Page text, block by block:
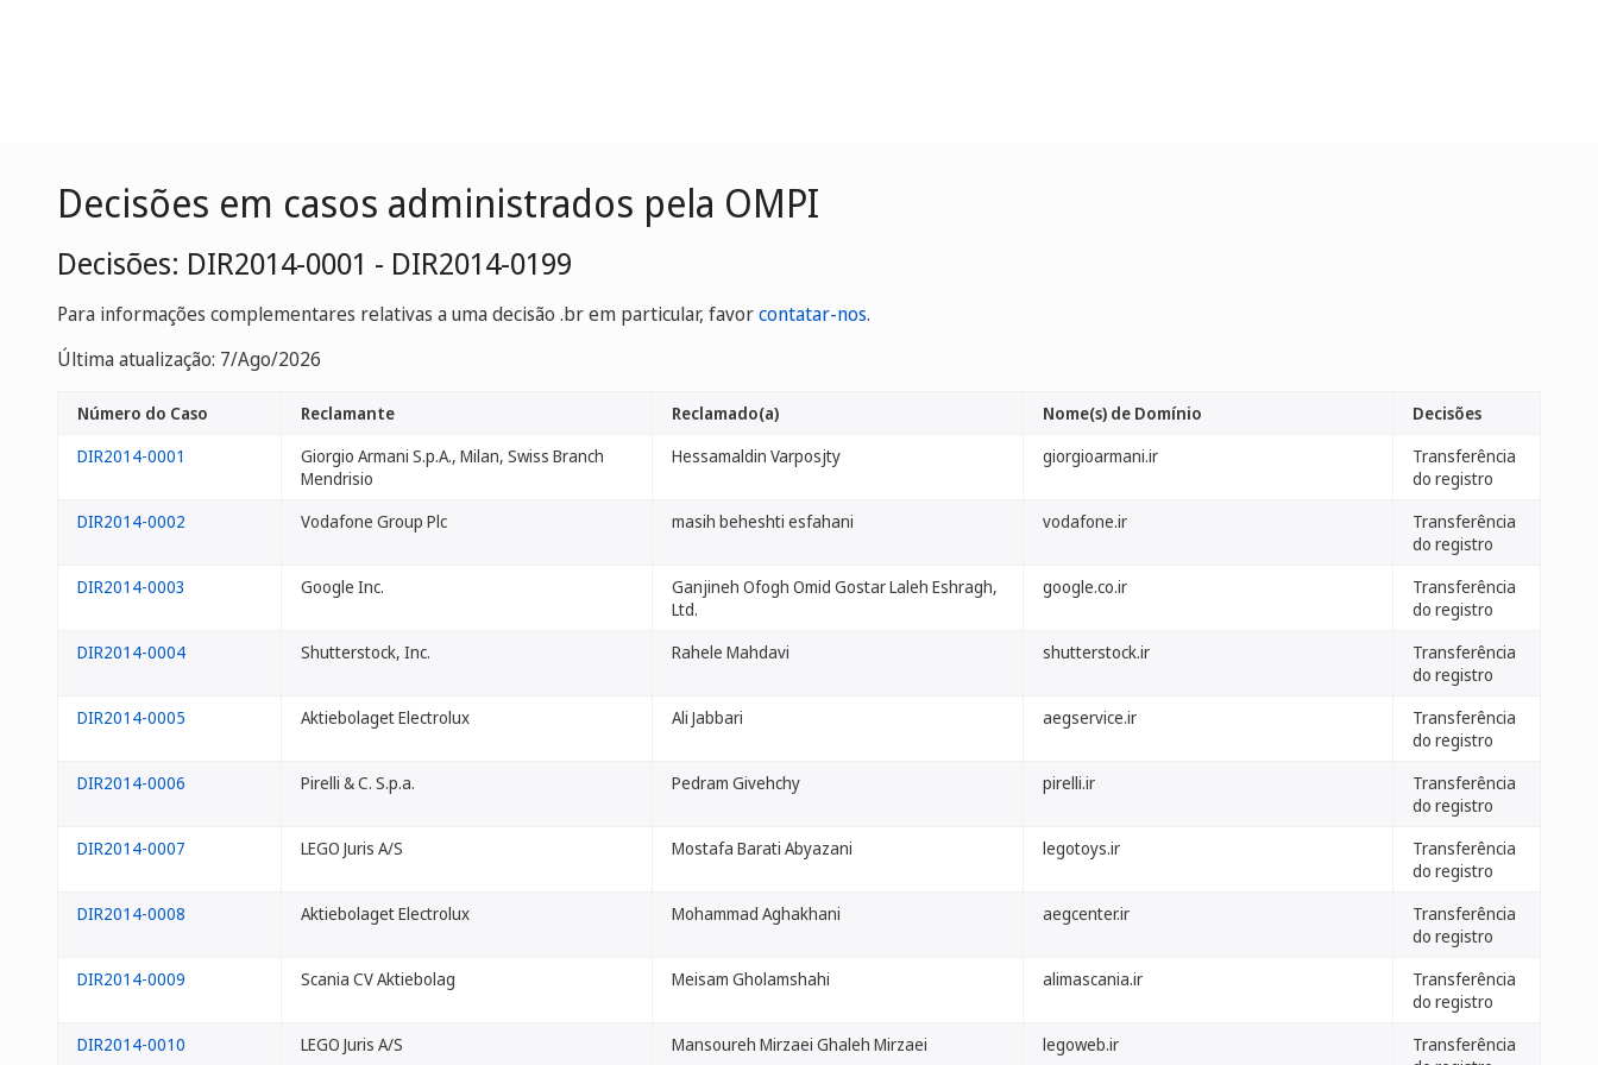
Decisões em casos administrados pela OMPI
Decisões: DIR2014-0001 - DIR2014-0199
Para informações complementares relativas a uma decisão .br em particular, favorcontatar-nos.
Última atualização: 7/Ago/2026
Número do Caso Reclamante Reclamado(a) Nome(s) de Domínio
Decisões
DIR2014-0001
Giorgio Armani S.p.A., Milan, Swiss Branch
Mendrisio
Hessamaldin Varposjty giorgioarmani.ir
Transferência
do registro
DIR2014-0002
Vodafone Group Plc masih beheshti esfahani vodafone.ir
Transferência
do registro
DIR2014-0003
Google Inc.
Ganjineh Ofogh Omid Gostar Laleh Eshragh,
Ltd.
google.co.ir
Transferência
do registro
DIR2014-0004
Shutterstock, Inc. Rahele Mahdavi shutterstock.ir
Transferência
do registro
DIR2014-0005
Aktiebolaget Electrolux Ali Jabbari aegservice.ir
Transferência
do registro
DIR2014-0006
Pirelli & C. S.p.a. Pedram Givehchy pirelli.ir
Transferência
do registro
DIR2014-0007
LEGO Juris A/S Mostafa Barati Abyazani legotoys.ir
Transferência
do registro
DIR2014-0008
Aktiebolaget Electrolux Mohammad Aghakhani aegcenter.ir
Transferência
do registro
DIR2014-0009
Scania CV Aktiebolag Meisam Gholamshahi alimascania.ir
Transferência
do registro
DIR2014-0010
LEGO Juris A/S Mansoureh Mirzaei Ghaleh Mirzaei legoweb.ir
Transferência